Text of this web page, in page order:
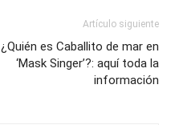
Artículo siguiente
¿Quién es Caballito de mar en
‘Mask Singer’?: aquí toda la
información